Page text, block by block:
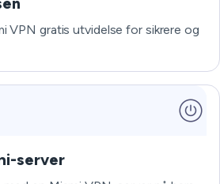
VPN gratis utvidelse for sikrere og
server